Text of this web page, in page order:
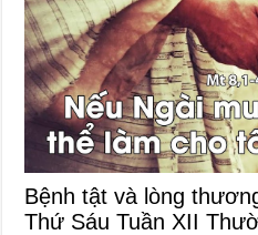
Bệnh tật và lòng
Thứ Sáu Tuần XII